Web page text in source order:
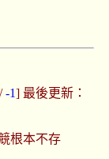
/-1] 最後更新：
根本不存